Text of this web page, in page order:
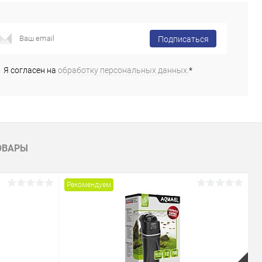
Подписаться
Я согласен на обработку персональных данных.*
Рекомендуем